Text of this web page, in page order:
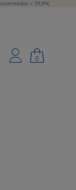
> 39,99€
0
100ml